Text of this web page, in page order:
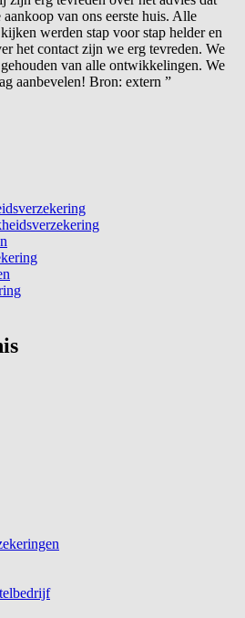
van ons eerste huis. Alle
werden stap voor stap helder en
het contact zijn we erg tevreden. We
van alle ontwikkelingen. We
aanbevelen! Bron: extern ”